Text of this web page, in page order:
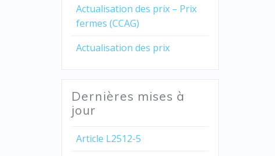
Actualisation des prix – Prix
fermes (CCAG)
Actualisation des prix
Dernières mises à
jour
Article L2512-5